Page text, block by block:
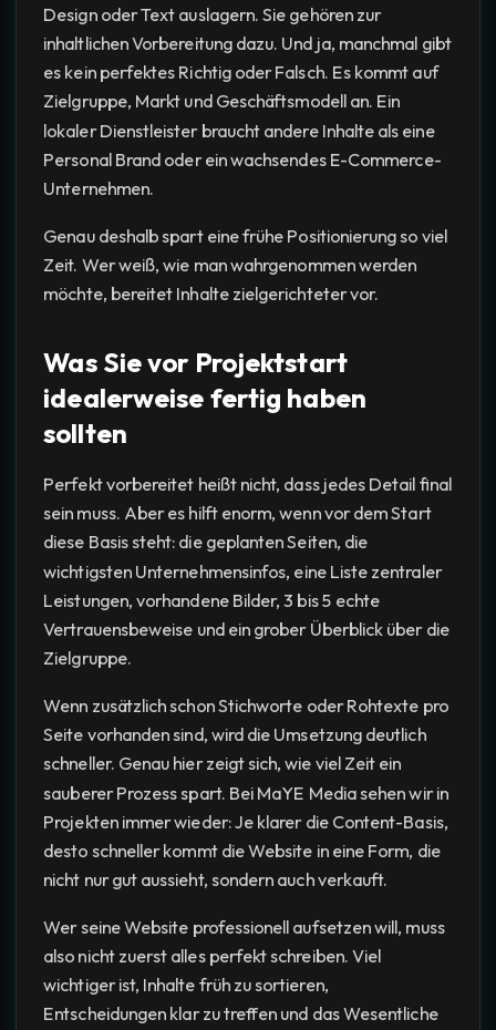
Design oder Text auslagern. Sie gehören zur
inhaltlichen Vorbereitung dazu. Und ja, manchmal gibt
es kein perfektes Richtig oder Falsch. Es kommt auf
Zielgruppe, Markt und Geschäftsmodell an. Ein
lokaler Dienstleister braucht andere Inhalte als eine
Personal Brand oder ein wachsendes E-Commerce-
Unternehmen.
Genau deshalb spart eine frühe Positionierung so viel
Zeit. Wer weiß, wie man wahrgenommen werden
möchte, bereitet Inhalte zielgerichteter vor.
Was Sie vor Projektstart
idealerweise fertig haben
sollten
Perfekt vorbereitet heißt nicht, dass jedes Detail final
sein muss. Aber es hilft enorm, wenn vor dem Start
diese Basis steht: die geplanten Seiten, die
wichtigsten Unternehmensinfos, eine Liste zentraler
Leistungen, vorhandene Bilder, 3 bis 5 echte
Vertrauensbeweise und ein grober Überblick über die
Zielgruppe.
Wenn zusätzlich schon Stichworte oder Rohtexte pro
Seite vorhanden sind, wird die Umsetzung deutlich
schneller. Genau hier zeigt sich, wie viel Zeit ein
sauberer Prozess spart. Bei MaYE Media sehen wir in
Projekten immer wieder: Je klarer die Content-Basis,
desto schneller kommt die Website in eine Form, die
nicht nur gut aussieht, sondern auch verkauft.
Wer seine Website professionell aufsetzen will, muss
also nicht zuerst alles perfekt schreiben. Viel
wichtiger ist, Inhalte früh zu sortieren,
Entscheidungen klar zu treffen und das Wesentliche